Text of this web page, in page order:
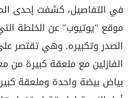
في التفاصيل، كشفت إحدى
موقع "يوتيوب" عن الخلطة
الصدر وتكبيره. وهي تقتصر
الفازلين مع ملعقة كبيرة من
بياض بيضة واحدة وملعقة